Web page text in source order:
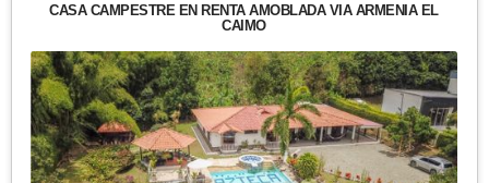
CASA CAMPESTRE EN RENTA AMOBLADA VÍA ARMENIA EL
CAIMO